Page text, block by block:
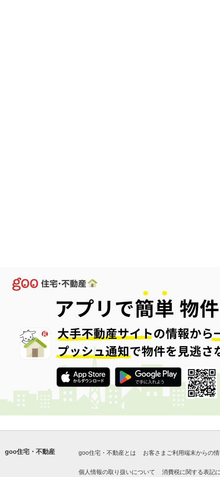
goo住宅・不動産 goo住宅・不動産とは お客さまご利用端末からの
個人情報の取り扱いについて 消費税に関する表記